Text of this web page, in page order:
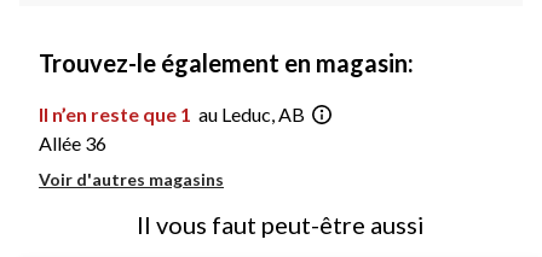
Trouvez-le également en magasin:
Il n’en reste que 1 au Leduc, AB
Allée 36
Voir d'autres magasins
Il vous faut peut-être aussi